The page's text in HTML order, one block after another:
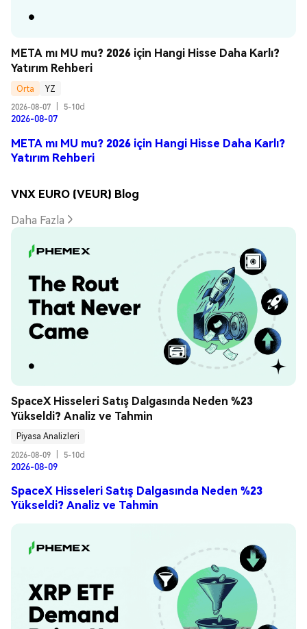
META mı MU mu? 2026 için Hangi Hisse Daha Karlı?
Yatırım Rehberi
Orta
YZ
2026-08-07
5-10d
2026-08-07
META mı MU mu? 2026 için Hangi Hisse Daha Karlı?
Yatırım Rehberi
VNX EURO (VEUR) Blog
Daha Fazla
SpaceX Hisseleri Satış Dalgasında Neden %23
Yükseldi? Analiz ve Tahmin
Piyasa Analizleri
2026-08-09
5-10d
2026-08-09
SpaceX Hisseleri Satış Dalgasında Neden %23
Yükseldi? Analiz ve Tahmin